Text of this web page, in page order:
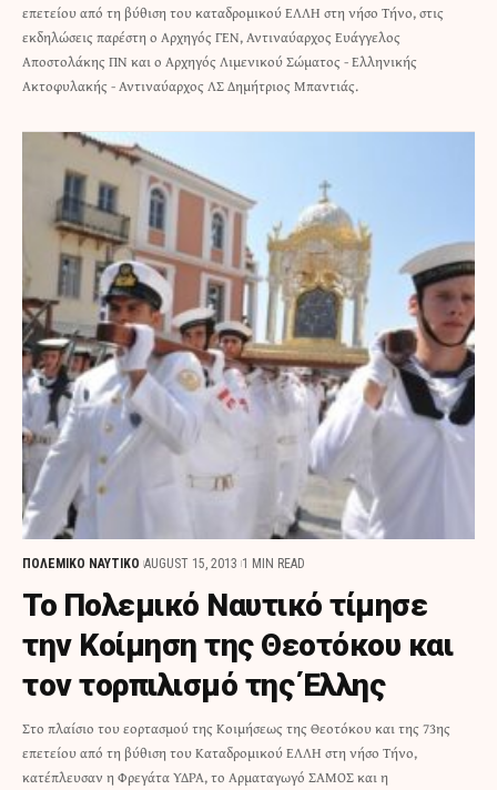
επετείου από τη βύθιση του καταδρομικού ΕΛΛΗ στη νήσο Τήνο, στις
εκδηλώσεις παρέστη ο Αρχηγός ΓΕΝ, Αντιναύαρχος Ευάγγελος
Αποστολάκης ΠΝ και ο Αρχηγός Λιμενικού Σώματος - Ελληνικής
Ακτοφυλακής - Αντιναύαρχος ΛΣ Δημήτριος Μπαντιάς.
ΠΟΛΕΜΙΚΟ ΝΑΥΤΙΚΟ AUGUST 15, 2013 1 MIN READ
Το Πολεμικό Ναυτικό τίμησε
την Κοίμηση της Θεοτόκου και
τον τορπιλισμό της Έλλης
Στο πλαίσιο του εορτασμού της Κοιμήσεως της Θεοτόκου και της 73ης
επετείου από τη βύθιση του Καταδρομικού ΕΛΛΗ στη νήσο Τήνο,
κατέπλευσαν η Φρεγάτα ΥΔΡΑ, το Αρματαγωγό ΣΑΜΟΣ και η